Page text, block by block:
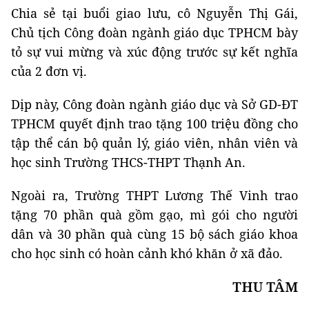
Chia sẻ tại buổi giao lưu, cô Nguyễn Thị Gái,
Chủ tịch Công đoàn ngành giáo dục TPHCM bày
tỏ sự vui mừng và xúc động trước sự kết nghĩa
của 2 đơn vị.
Dịp này, Công đoàn ngành giáo dục và Sở GD-ĐT
TPHCM quyết định trao tặng 100 triệu đồng cho
tập thể cán bộ quản lý, giáo viên, nhân viên và
học sinh Trường THCS-THPT Thạnh An.
Ngoài ra, Trường THPT Lương Thế Vinh trao
tặng 70 phần quà gồm gạo, mì gói cho người
dân và 30 phần quà cùng 15 bộ sách giáo khoa
cho học sinh có hoàn cảnh khó khăn ở xã đảo.
THU TÂM